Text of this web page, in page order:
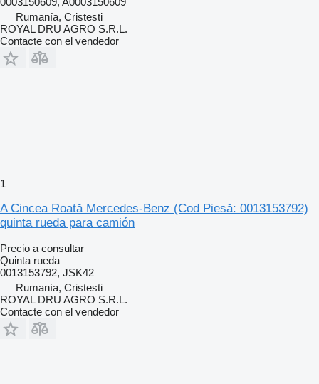
Rumanía, Cristesti
ROYAL DRU AGRO S.R.L.
Contacte con el vendedor
1
A Cincea Roată Mercedes-Benz (Cod Piesă: 0013153792)
quinta rueda para camión
Precio a consultar
Quinta rueda
0013153792, JSK42
Rumanía, Cristesti
ROYAL DRU AGRO S.R.L.
Contacte con el vendedor